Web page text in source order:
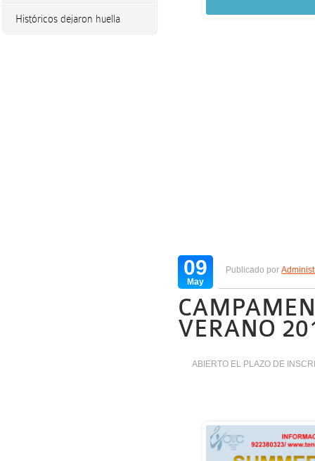
Históricos dejaron huella
09
May
Publicado por
VERANO
ABIERTO EL PLAZO DE